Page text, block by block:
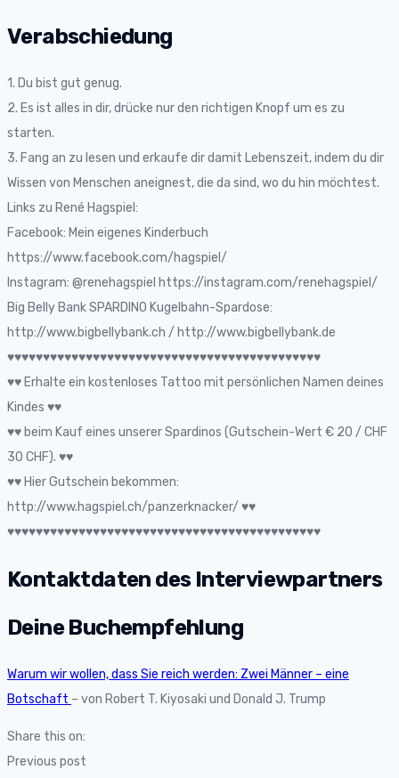
Verabschiedung
1. Du bist gut genug.
2. Es ist alles in dir, drücke nur den richtigen Knopf um es zu
starten.
3. Fang an zu lesen und erkaufe dir damit Lebenszeit, indem du dir
Wissen von Menschen aneignest, die da sind, wo du hin möchtest.
Links zu René Hagspiel:
Facebook: Mein eigenes Kinderbuch
https://www.facebook.com/hagspiel/
Instagram: @renehagspiel https://instagram.com/renehagspiel/
Big Belly Bank SPARDINO Kugelbahn-Spardose:
http://www.bigbellybank.ch / http://www.bigbellybank.de
♥♥♥♥♥♥♥♥♥♥♥♥♥♥♥♥♥♥♥♥♥♥♥♥♥♥♥♥♥♥♥♥♥♥♥♥♥♥♥♥♥♥♥♥
♥♥ Erhalte ein kostenloses Tattoo mit persönlichen Namen deines
Kindes ♥♥
♥♥ beim Kauf eines unserer Spardinos (Gutschein-Wert € 20 / CHF
30 CHF). ♥♥
♥♥ Hier Gutschein bekommen:
http://www.hagspiel.ch/panzerknacker/ ♥♥
♥♥♥♥♥♥♥♥♥♥♥♥♥♥♥♥♥♥♥♥♥♥♥♥♥♥♥♥♥♥♥♥♥♥♥♥♥♥♥♥♥♥♥♥
Kontaktdaten des Interviewpartners
Deine Buchempfehlung
Warum wir wollen, dass Sie reich werden: Zwei Männer – eine
Botschaft – von Robert T. Kiyosaki und Donald J. Trump
Share this on:
Previous post